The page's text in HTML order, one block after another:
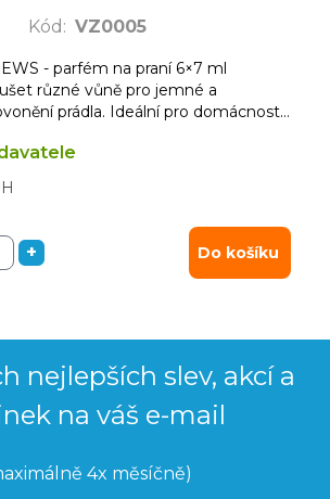
Kód : VZ0005
- parfém na praní 6×7 ml
různé vůně pro jemné a
prádla. Ideální pro domácnosti i
+ Do košíku
nejlepších slev, akcí a
na váš e-mail
4x měsíčně)